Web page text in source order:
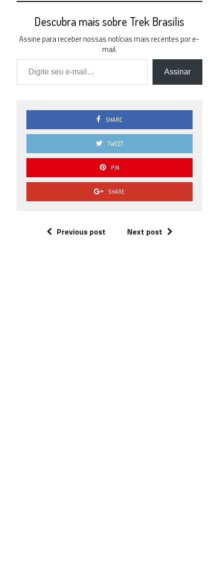
Descubra mais sobre Trek Brasilis
Assine para receber nossas notícias mais recentes por e-
mail.
Digite seu e-mail…
Assinar
SHARE
TWEET
PIN
SHARE
Previous post Next post